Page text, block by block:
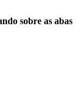
sobre as abas